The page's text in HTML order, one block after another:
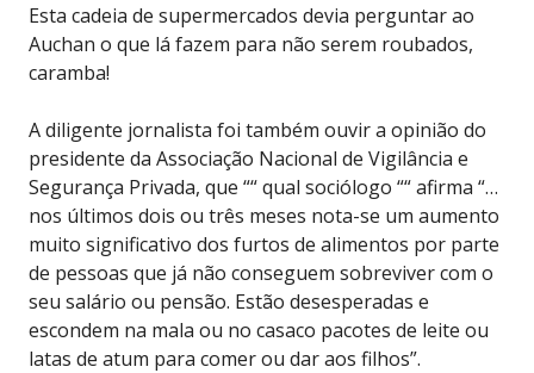
Esta cadeia de supermercados devia perguntar ao
Auchan o que lá fazem para não serem roubados,
caramba!
A diligente jornalista foi também ouvir a opinião do
presidente da Associação Nacional de Vigilância e
Segurança Privada, que ““ qual sociólogo ““ afirma “…
nos últimos dois ou três meses nota-se um aumento
muito significativo dos furtos de alimentos por parte
de pessoas que já não conseguem sobreviver com o
seu salário ou pensão. Estão desesperadas e
escondem na mala ou no casaco pacotes de leite ou
latas de atum para comer ou dar aos filhos”.